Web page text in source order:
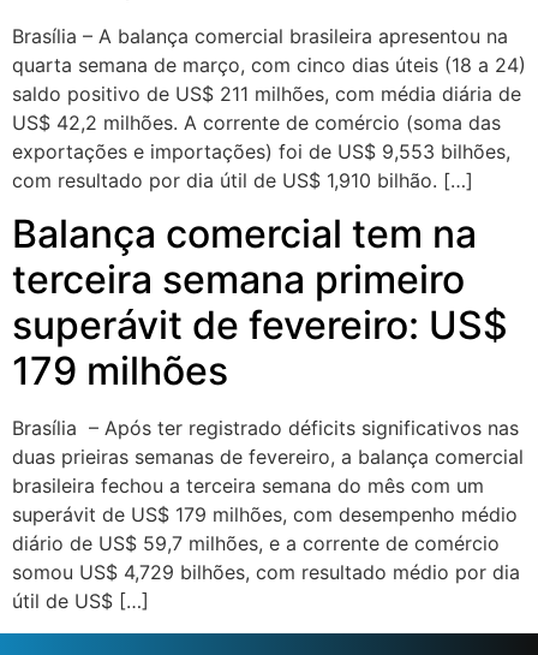
Brasília – A balança comercial brasileira apresentou na
quarta semana de março, com cinco dias úteis (18 a 24)
saldo positivo de US$ 211 milhões, com média diária de
US$ 42,2 milhões. A corrente de comércio (soma das
exportações e importações) foi de US$ 9,553 bilhões,
com resultado por dia útil de US$ 1,910 bilhão. […]
Balança comercial tem na
terceira semana primeiro
superávit de fevereiro: US$
179 milhões
Brasília – Após ter registrado déficits significativos nas
duas prieiras semanas de fevereiro, a balança comercial
brasileira fechou a terceira semana do mês com um
superávit de US$ 179 milhões, com desempenho médio
diário de US$ 59,7 milhões, e a corrente de comércio
somou US$ 4,729 bilhões, com resultado médio por dia
útil de US$ […]